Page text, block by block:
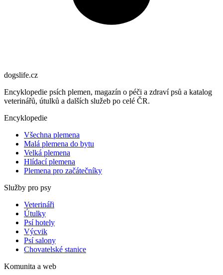
dogslife.cz
Encyklopedie psích plemen, magazín o péči a zdraví psů a katalog
veterinářů, útulků a dalších služeb po celé ČR.
Encyklopedie
Všechna plemena
Malá plemena do bytu
Velká plemena
Hlídací plemena
Plemena pro začátečníky
Služby pro psy
Veterináři
Útulky
Psí hotely
Výcvik
Psí salony
Chovatelské stanice
Komunita a web